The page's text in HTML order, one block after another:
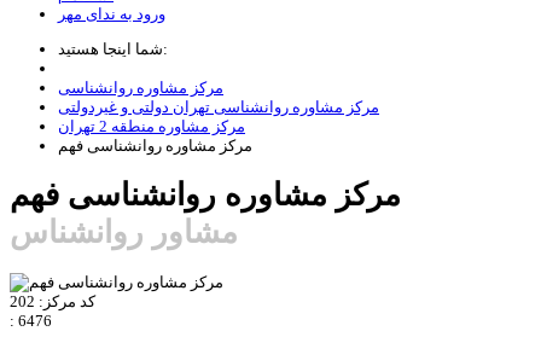
ورود به ندای مهر
شما اینجا هستید:
مرکز مشاوره روانشناسی
مرکز مشاوره روانشناسی تهران دولتی و غیردولتی
مرکز مشاوره منطقه 2 تهران
مرکز مشاوره روانشناسی فهم
مرکز مشاوره روانشناسی فهم
مشاور روانشناس
کد مرکز: 202
: 6476